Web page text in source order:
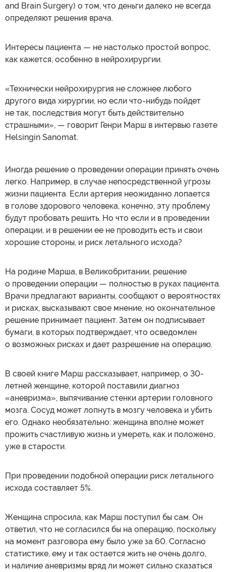
and Brain Surgery) о том, что деньги далеко не всегда
определяют решения врача.
Интересы пациента — не настолько простой вопрос,
как кажется, особенно в нейрохирургии.
«Технически нейрохирургия не сложнее любого
другого вида хирургии, но если что-нибудь пойдет
не так, последствия могут быть действительно
страшными», — говорит Генри Марш в интервью газете
Helsingin Sanomat.
Иногда решение о проведении операции принять очень
легко. Например, в случае непосредственной угрозы
жизни пациента. Если артерия неожиданно лопается
в голове здорового человека, конечно, эту проблему
будут пробовать решить. Но что если и в проведении
операции, и в решении ее не проводить есть и свои
хорошие стороны, и риск летального исхода?
На родине Марша, в Великобритании, решение
о проведении операции — полностью в руках пациента.
Врачи предлагают варианты, сообщают о вероятностях
и рисках, высказывают свое мнение, но окончательное
решение принимает пациент. Затем он подписывает
бумаги, в которых подтверждает, что осведомлен
о возможных рисках и дает разрешение на операцию.
В своей книге Марш рассказывает, например, о 30-
летней женщине, которой поставили диагноз
«аневризма», выпячивание стенки артерии головного
мозга. Сосуд может лопнуть в мозгу человека и убить
его. Однако необязательно: женщина вполне может
прожить счастливую жизнь и умереть, как и положено,
уже в старости.
При проведении подобной операции риск летального
исхода составляет 5%.
Женщина спросила, как Марш поступил бы сам. Он
ответил, что не согласился бы на операцию, поскольку
на момент разговора ему было уже за 60. Согласно
статистике, ему и так остается жить не очень долго,
и наличие аневризмы вряд ли может сильно сказаться